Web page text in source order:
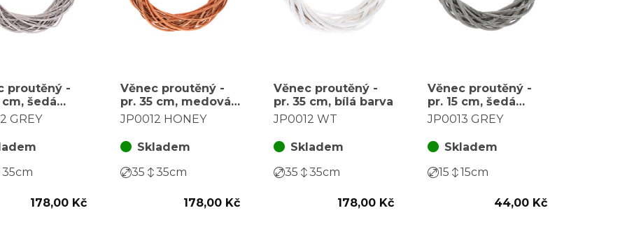
proutěný -
cm, šedá
GREY
35cm
178,00 Kč
Věnec proutěný -
pr. 35 cm, medová
barva
JP0012 HONEY
Skladem
35
35cm
178,00 Kč
Věnec proutěný -
pr. 35 cm, bílá barva
JP0012 WT
Skladem
35
35cm
178,00 Kč
Věnec proutěný -
pr. 15 cm, šedá
barva
JP0013 GREY
Skladem
15
15cm
44,00 Kč